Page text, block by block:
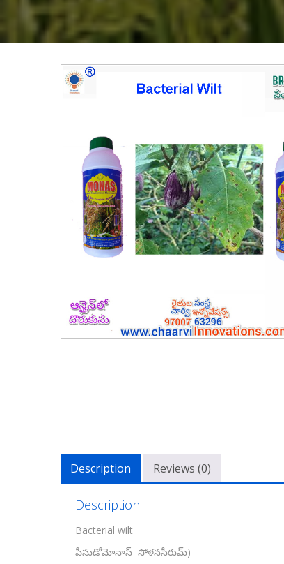
Description Reviews (0)
Description
Bacterial wilt
పీసుడోమోనాస్ సోళనసీరుమ్)